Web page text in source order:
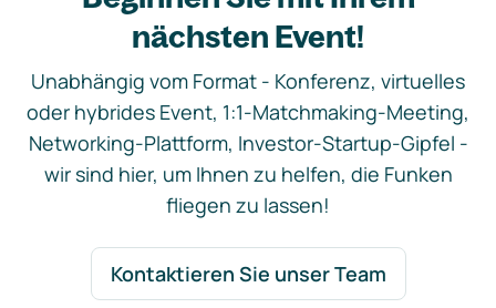
nächsten Event!
Unabhängig vom Format - Konferenz, virtuelles
oder hybrides Event, 1:1-Matchmaking-Meeting,
Networking-Plattform, Investor-Startup-Gipfel -
wir sind hier, um Ihnen zu helfen, die Funken
fliegen zu lassen!
Kontaktieren Sie unser Team